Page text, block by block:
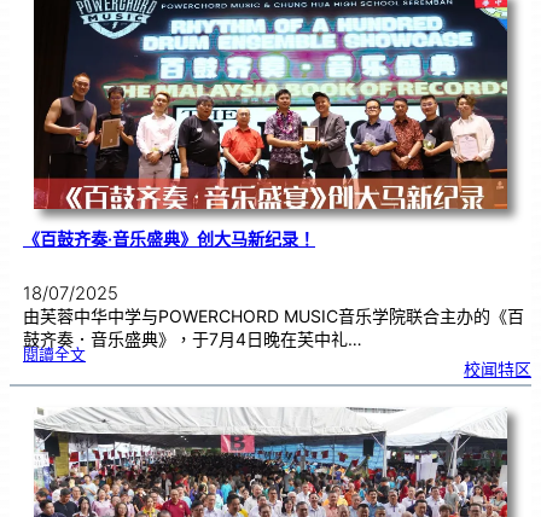
生
到
访
芙
中
流
《百鼓齐奏·音乐盛典》创大马新纪录！
18/07/2025
由芙蓉中华中学与POWERCHORD MUSIC音乐学院联合主办的《百
鼓齐奏．音乐盛典》，于7月4日晚在芙中礼…
閱讀全文:《
齐
·
音
乐
盛
典
》
创
大
马
新
纪
录
！
校闻特区